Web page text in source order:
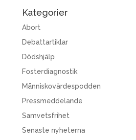
Kategorier
Abort
Debattartiklar
Dödshjälp
Fosterdiagnostik
Människovärdespodden
Pressmeddelande
Samvetsfrihet
Senaste nyheterna